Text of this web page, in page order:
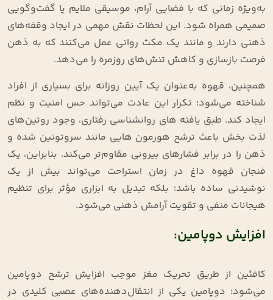
به‌ویژه زمانی که با فضایی آرام، موسیقی ملایم یا گفت‌وگویی
صمیمی همراه شود. این لحظات نقش مهمی در ایجاد وقفه‌های
ذهنی دارند و مانند یک مکث روانی عمل می‌کنند که به ذهن
فرصت بازسازی و کاهش تنش‌های روزمره را می‌دهد.
همچنین، قهوه به‌عنوان یک آیین روزانه برای بسیاری از افراد
شناخته می‌شود؛ تکرار این عادت می‌تواند حس امنیت و نظم
ایجاد کند. طبق یافته‌ های روانشناسی رفتاری، وجود روتین‌های
لذت‌ بخش باعث ترشح هورمون‌ هایی مانند سروتونین شده و
ذهن را در برابر فشارهای بیرونی مقاوم‌تر می‌کند. بنابراین، یک
فنجان قهوه داغ در زمان استراحت می‌تواند بیش از یک
نوشیدنی ساده باشد؛ بلکه تبدیل به ابزاری مؤثر برای تنظیم
هیجانات منفی و تقویت آرامش ذهنی می‌شود.
افزایش دوپامین:
کافئین از طریق تحریک مغز موجب افزایش ترشح دوپامین
می‌شود؛ دوپامین یکی از انتقال‌دهنده‌های عصبی کلیدی در